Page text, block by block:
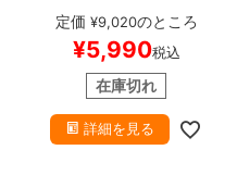
ーザー）
RUNNERS（80A）赤 56mm
在庫処分スケートボード スケ
ボー
定価 ¥9,020のところ
¥5,990税込
在庫切れ
詳細を見る